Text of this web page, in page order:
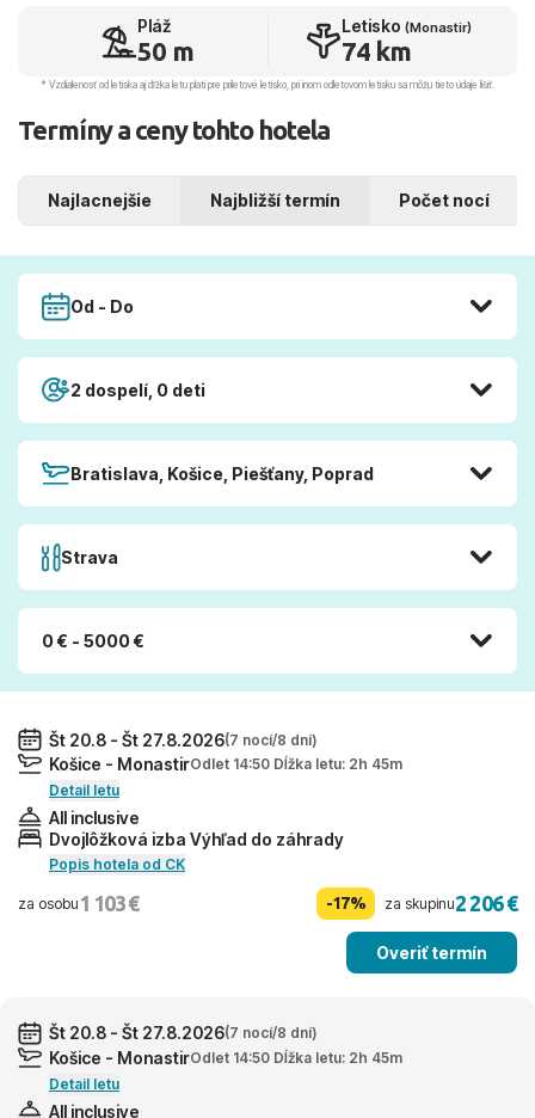
Pláž
50 m
Letisko (Monastir)
74 km
* Vzdialenosť od letiska aj dľžka letu platí pre príletové letisko, pri inom odletovom letisku sa môžu tieto údaje líšiť.
Termíny a ceny tohto hotela
Najlacnejšie Najbližší termín Počet nocí
Od - Do
2 dospelí, 0 deti
Bratislava, Košice, Piešťany, Poprad
Strava
0 € - 5000 €
Št 20.8 - Št 27.8.2026(7 nocí/8 dní)
Košice - MonastirOdlet 14:50 Dĺžka letu: 2h 45m
Detail letu
All inclusive
Dvojlôžková izba Výhľad do záhrady
Popis hotela od CK
za osobu 1 103 € -17% za skupinu2 206 €
Overiť termín
Št 20.8 - Št 27.8.2026(7 nocí/8 dní)
Košice - MonastirOdlet 14:50 Dĺžka letu: 2h 45m
Detail letu
All inclusive